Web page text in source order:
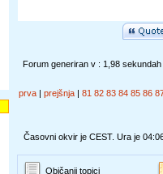
Forum generiran v : 1,98 sekundah
prva | prejšnja | 81 82 83 84 85 86
Časovni okvir je CEST. Ura je
Običanji topici